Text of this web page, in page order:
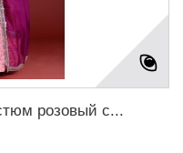
розовый с...